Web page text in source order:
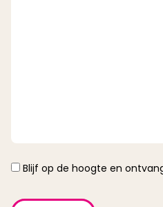
Instemming
Blijf op de hoogte en